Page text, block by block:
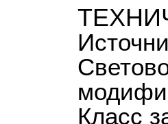
Класс